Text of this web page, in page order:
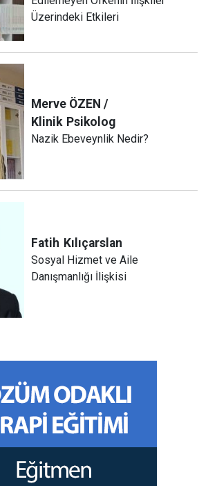
Üzerindeki Etkileri
Merve ÖZEN /
Klinik Psikolog
Nazik Ebeveynlik Nedir?
Fatih Kılıçarslan
Sosyal Hizmet ve Aile
Danışmanlığı İlişkisi